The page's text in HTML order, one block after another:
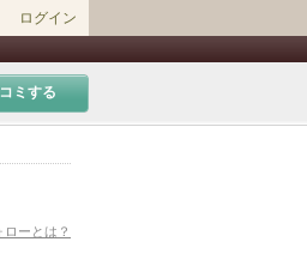
ログイン
ミする
ローとは？